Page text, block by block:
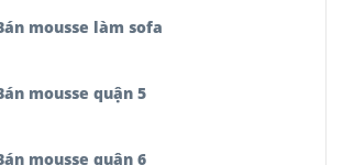
mousse làm sofa
mousse quận 5
mousse quận 6